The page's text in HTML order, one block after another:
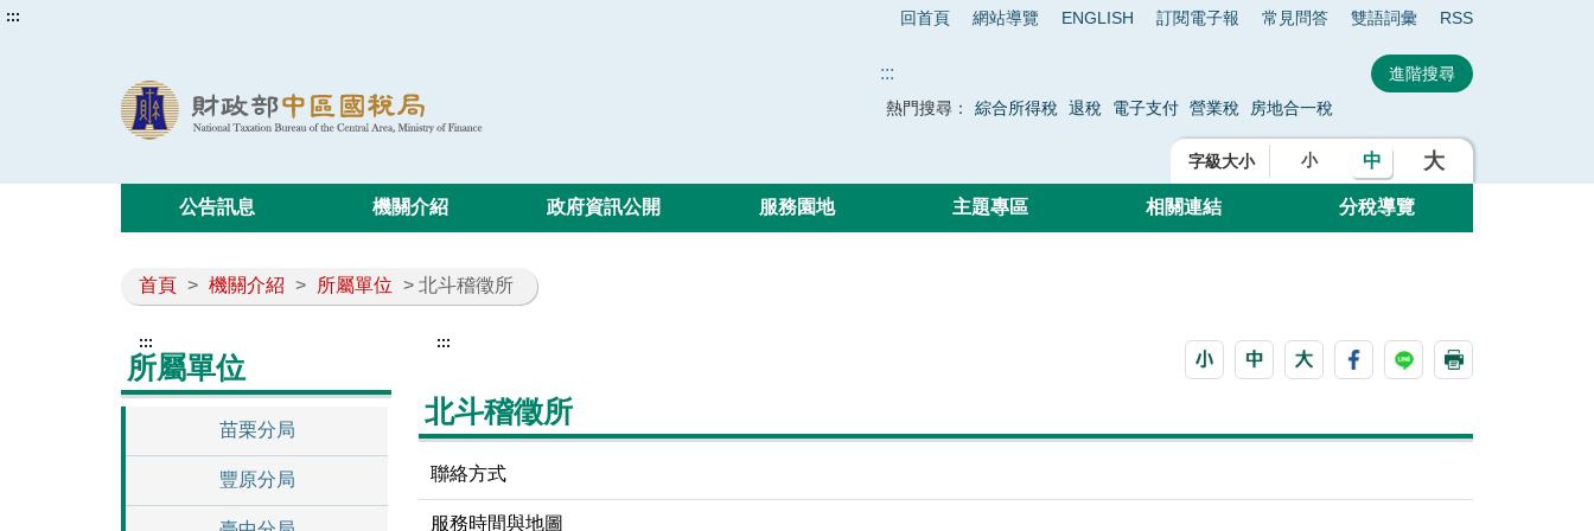
::: 回首頁 網站導覽 ENGLISH 訂閱電子報 常見問答 雙語詞彙 RSS
:::
熱門搜尋： 綜合所得稅 退稅 電子支付 營業稅 房地合一稅
字級大小 小 中 大
公告訊息 機關介紹 政府資訊公開 服務園地 主題專區 相關連結 分稅導覽
首頁 > 機關介紹 > 所屬單位 > 北斗稽徵所
:::
所屬單位
苗栗分局
豐原分局
:::
北斗稽徵所
聯絡方式
服務時間與地圖